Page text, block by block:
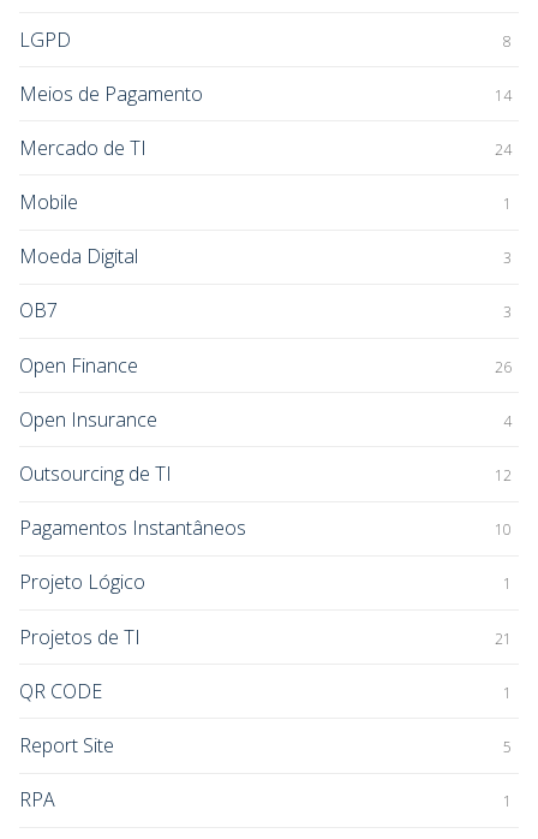
LGPD 8
Meios de Pagamento 14
Mercado de TI 24
Mobile 1
Moeda Digital 3
OB7 3
Open Finance 26
Open Insurance 4
Outsourcing de TI 12
Pagamentos Instantâneos 10
Projeto Lógico 1
Projetos de TI 21
QR CODE 1
Report Site 5
RPA 1